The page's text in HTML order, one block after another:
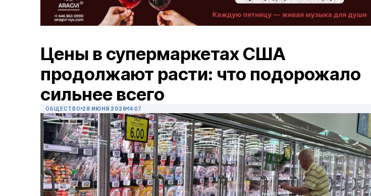
Цены в супермаркетах США
продолжают расти: что подорожало
сильнее всего
ОБЩЕСТВО 28 ИЮНЯ 2026 14:07